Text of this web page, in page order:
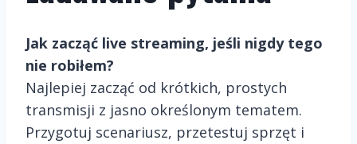
Jak zacząć live streaming, jeśli nigdy tego
nie robiłem?
Najlepiej zacząć od krótkich, prostych
transmisji z jasno określonym tematem.
Przygotuj scenariusz, przetestuj sprzęt i